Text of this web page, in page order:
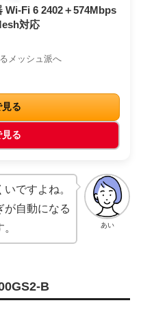
Wi-Fi 6 2402＋574Mbps
対応
メッシュ派へ
る
る
あい
ですよね。
が自動になる
B